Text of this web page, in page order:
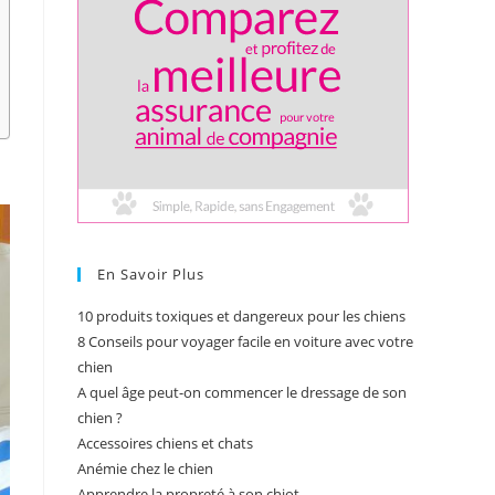
En Savoir Plus
10 produits toxiques et dangereux pour les chiens
8 Conseils pour voyager facile en voiture avec votre
chien
A quel âge peut-on commencer le dressage de son
chien ?
Accessoires chiens et chats
Anémie chez le chien